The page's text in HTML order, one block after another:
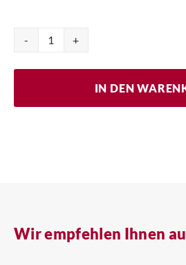
Phantom
IN DEN
Wir empfehlen Ihnen